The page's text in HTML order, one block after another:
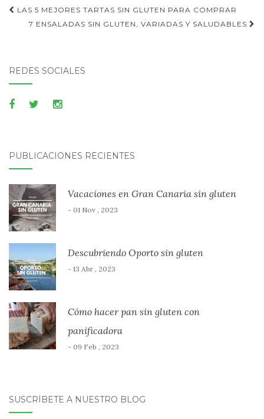
Publica
navegación
LAS 5 MEJORES TARTAS SIN GLUTEN PARA COMPRAR
7 ENSALADAS SIN GLUTEN, VARIADAS Y SALUDABLES
REDES SOCIALES
PUBLICACIONES RECIENTES
Vacaciones en Gran Canaria sin gluten
- 01 Nov , 2023
Descubriendo Oporto sin gluten
- 13 Abr , 2023
Cómo hacer pan sin gluten con
panificadora
- 09 Feb , 2023
SUSCRÍBETE A NUESTRO BLOG